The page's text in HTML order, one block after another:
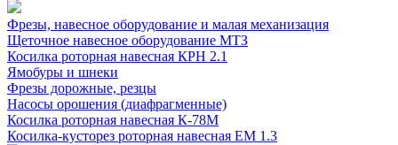
Фрезы, навесное оборудование и малая механизация
Щеточное навесное оборудование МТЗ
Косилка роторная навесная КРН 2.1
Ямобуры и шнеки
Фрезы дорожные, резцы
Насосы орошения (диафрагменные)
Косилка роторная навесная К-78М
Косилка-кусторез роторная навесная ЕМ 1.3